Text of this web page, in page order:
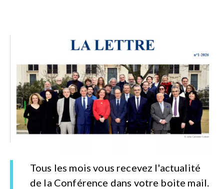
Tous les mois vous recevez l'actualité
de la Conférence dans votre boite mail.